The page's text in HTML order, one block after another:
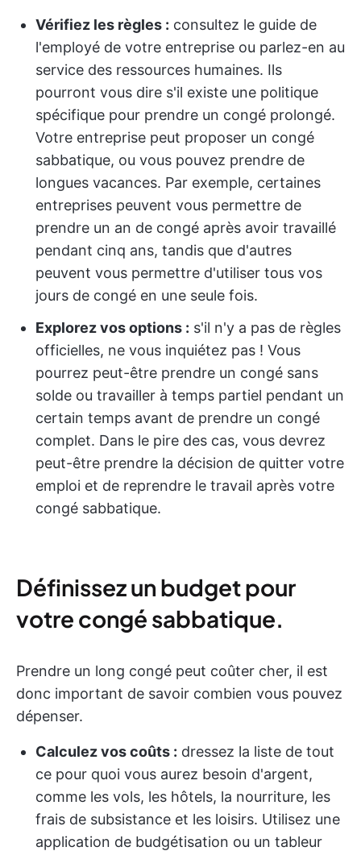
Vérifiez les règles : consultez le guide de
l'employé de votre entreprise ou parlez-en au
service des ressources humaines. Ils
pourront vous dire s'il existe une politique
spécifique pour prendre un congé prolongé.
Votre entreprise peut proposer un congé
sabbatique, ou vous pouvez prendre de
longues vacances. Par exemple, certaines
entreprises peuvent vous permettre de
prendre un an de congé après avoir travaillé
pendant cinq ans, tandis que d'autres
peuvent vous permettre d'utiliser tous vos
jours de congé en une seule fois.
Explorez vos options : s'il n'y a pas de règles
officielles, ne vous inquiétez pas ! Vous
pourrez peut-être prendre un congé sans
solde ou travailler à temps partiel pendant un
certain temps avant de prendre un congé
complet. Dans le pire des cas, vous devrez
peut-être prendre la décision de quitter votre
emploi et de reprendre le travail après votre
congé sabbatique.
Définissez un budget pour
votre congé sabbatique.
Prendre un long congé peut coûter cher, il est
donc important de savoir combien vous pouvez
dépenser.
Calculez vos coûts : dressez la liste de tout
ce pour quoi vous aurez besoin d'argent,
comme les vols, les hôtels, la nourriture, les
frais de subsistance et les loisirs. Utilisez une
application de budgétisation ou un tableur